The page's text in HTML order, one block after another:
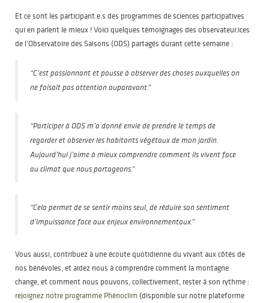
Et ce sont les participant.e.s des programmes de sciences participatives
qui en parlent le mieux ! Voici quelques témoignages des observateur.ices
de l’Observatoire des Saisons (ODS) partagés durant cette semaine :
“C’est passionnant et pousse à observer des choses auxquelles on
ne faisait pas attention auparavant.”
“Participer à ODS m’a donné envie de prendre le temps de
regarder et observer les habitants végétaux de mon jardin.
Aujourd’hui j’aime à mieux comprendre comment ils vivent face
au climat que nous partageons.”
“Cela permet de se sentir moins seul, de réduire son sentiment
d’impuissance face aux enjeux environnementaux.”
Vous aussi, contribuez à une écoute quotidienne du vivant aux côtés de
nos bénévoles, et aidez nous à comprendre comment la montagne
change, et comment nous pouvons, collectivement, rester à son rythme :
rejoignez notre programme Phénoclim (disponible sur notre plateforme